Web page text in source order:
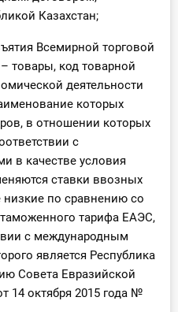
Казахстан;
Всемирной торговой
товары, код товарной
деятельности
которых
в отношении которых
с
в качестве условия
ставки ввозных
по сравнению со
тарифа ЕАЭС,
с международным
является Республика
Совета Евразийской
14 октября 2015 года №